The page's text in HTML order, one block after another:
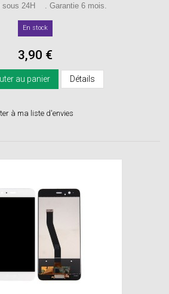
sous 24H . Garantie 6 mois.
En stock
3,90 €
au panier Détails
à ma liste d'envies